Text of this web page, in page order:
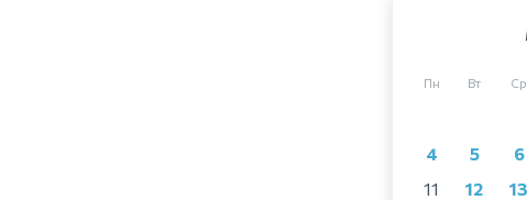
Пн Вт Ср
4
5 6
11
12 13